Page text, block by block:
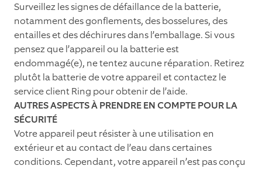
Surveillez les signes de défaillance de la batterie,
notamment des gonﬂements, des bosselures, des
entailles et des déchirures dans l’emballage. Si vous
pensez que l’appareil ou la batterie est
endommagé(e), ne tentez aucune réparation. Retirez
plutôt la batterie de votre appareil et contactez le
service client Ring pour obtenir de l’aide.
AUTRES ASPECTS À PRENDRE EN COMPTE POUR LA
SÉCURITÉ
Votre appareil peut résister à une utilisation en
extérieur et au contact de l’eau dans certaines
conditions. Cependant, votre appareil n’est pas conçu